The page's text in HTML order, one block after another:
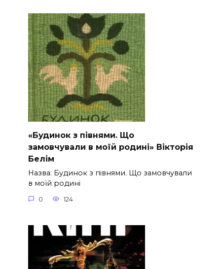
«Будинок з півнями. Що
замовчували в моїй родині» Вікторія
Белім
Назва: Будинок з півнями. Що замовчували
в моїй родині
0 124